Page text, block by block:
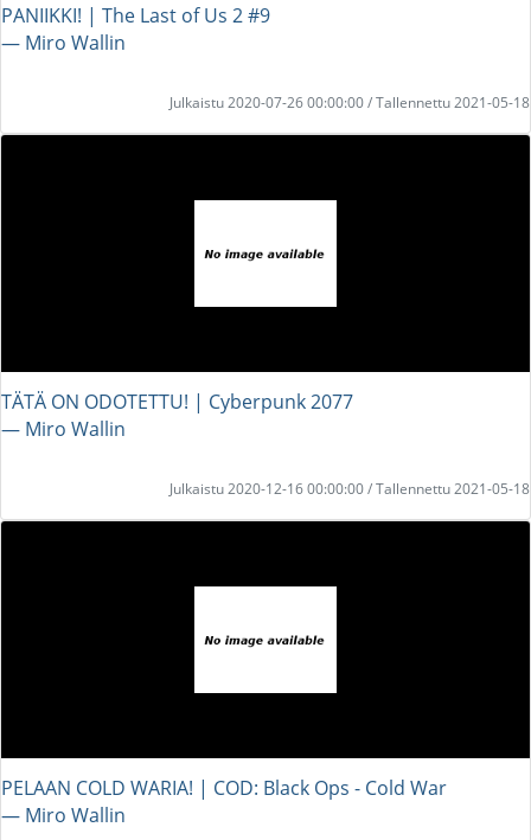
PANIIKKI! | The Last of Us 2 #9
― Miro Wallin
Julkaistu 2020-07-26 00:00:00 / Tallennettu 2021-05-18
TÄTÄ ON ODOTETTU! | Cyberpunk 2077
― Miro Wallin
Julkaistu 2020-12-16 00:00:00 / Tallennettu 2021-05-18
PELAAN COLD WARIA! | COD: Black Ops - Cold War
― Miro Wallin